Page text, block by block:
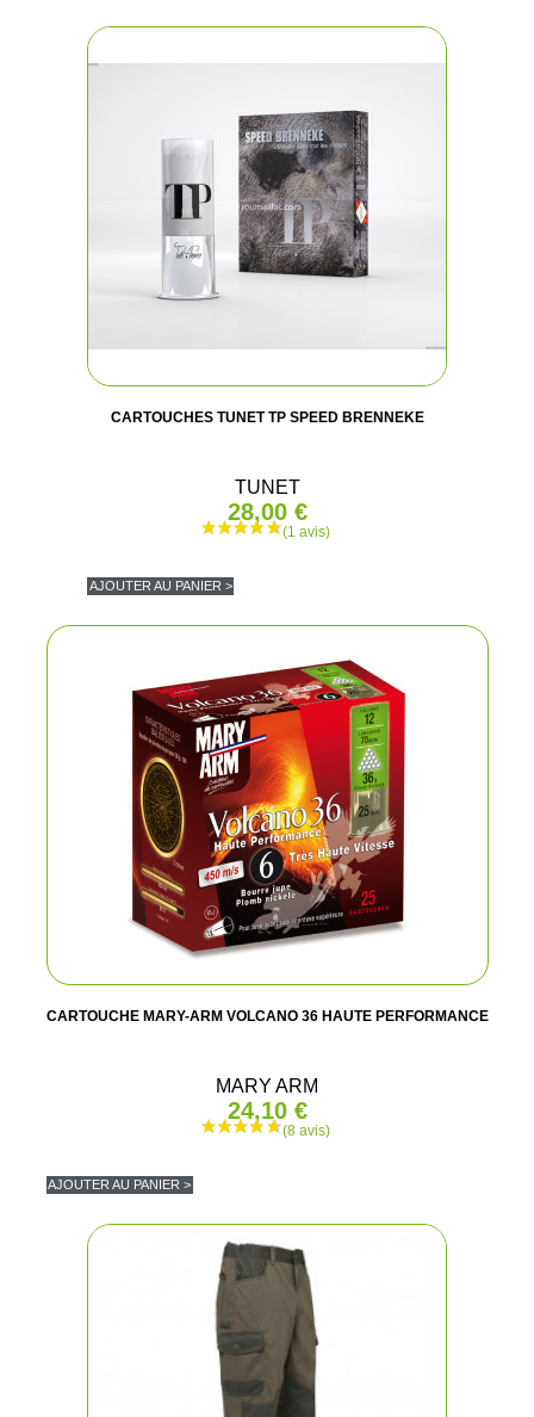
CARTOUCHES TUNET TP SPEED BRENNEKE
TUNET
28,00 €
AJOUTER AU PANIER >
CARTOUCHE MARY-ARM VOLCANO 36 HAUTE PERFORMANCE
MARY ARM
24,10 €
AJOUTER AU PANIER >